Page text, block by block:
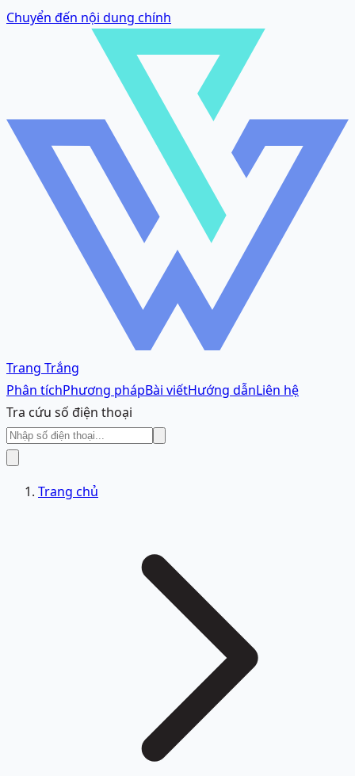
Chuyển đến nội dung chính
Trang Trắng
Phân tíchPhương phápBài viếtHướng dẫnLiên hệ
Tra cứu số điện thoại
Trang chủ